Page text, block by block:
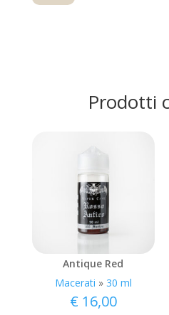
Prodotti
Antique Red
Macerati » 30 ml
€ 16,00